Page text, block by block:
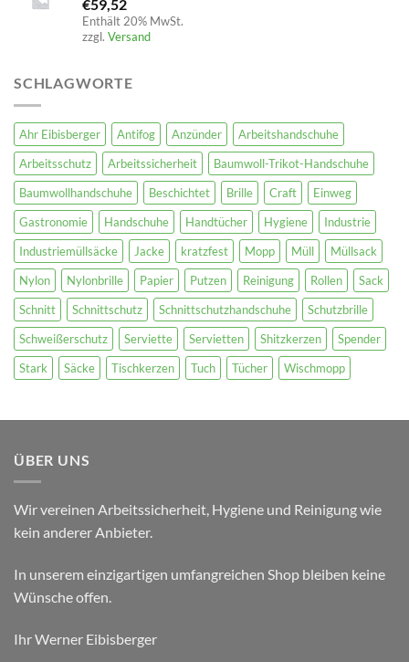
€59,52
Enthält 20% MwSt.
zzgl. Versand
SCHLAGWORTE
Ahr Eibisberger Antifog Anzünder
Arbeitshandschuhe
Arbeitsschutz
Arbeitssicherheit
Baumwoll-Trikot-Handschuhe
Baumwollhandschuhe
Beschichtet Brille Craft
Einweg
Gastronomie
Handschuhe Handtücher Hygiene
Industrie
Industriemüllsäcke
Jacke kratzfest Mopp Müll
Müllsack
Nylon
Nylonbrille Papier Putzen Reinigung Rollen
Sack
Schnitt
Schnittschutz Schnittschutzhandschuhe
Schutzbrille
Schweißerschutz
Serviette Servietten Shitzkerzen
Spender
Stark
Säcke Tischkerzen Tuch Tücher Wischmopp
ÜBER UNS
Wir vereinen Arbeitssicherheit, Hygiene und Reinigung wie
kein anderer Anbieter.
In unserem einzigartigen umfangreichen Shop bleiben keine
Wünsche offen.
Ihr Werner Eibisberger